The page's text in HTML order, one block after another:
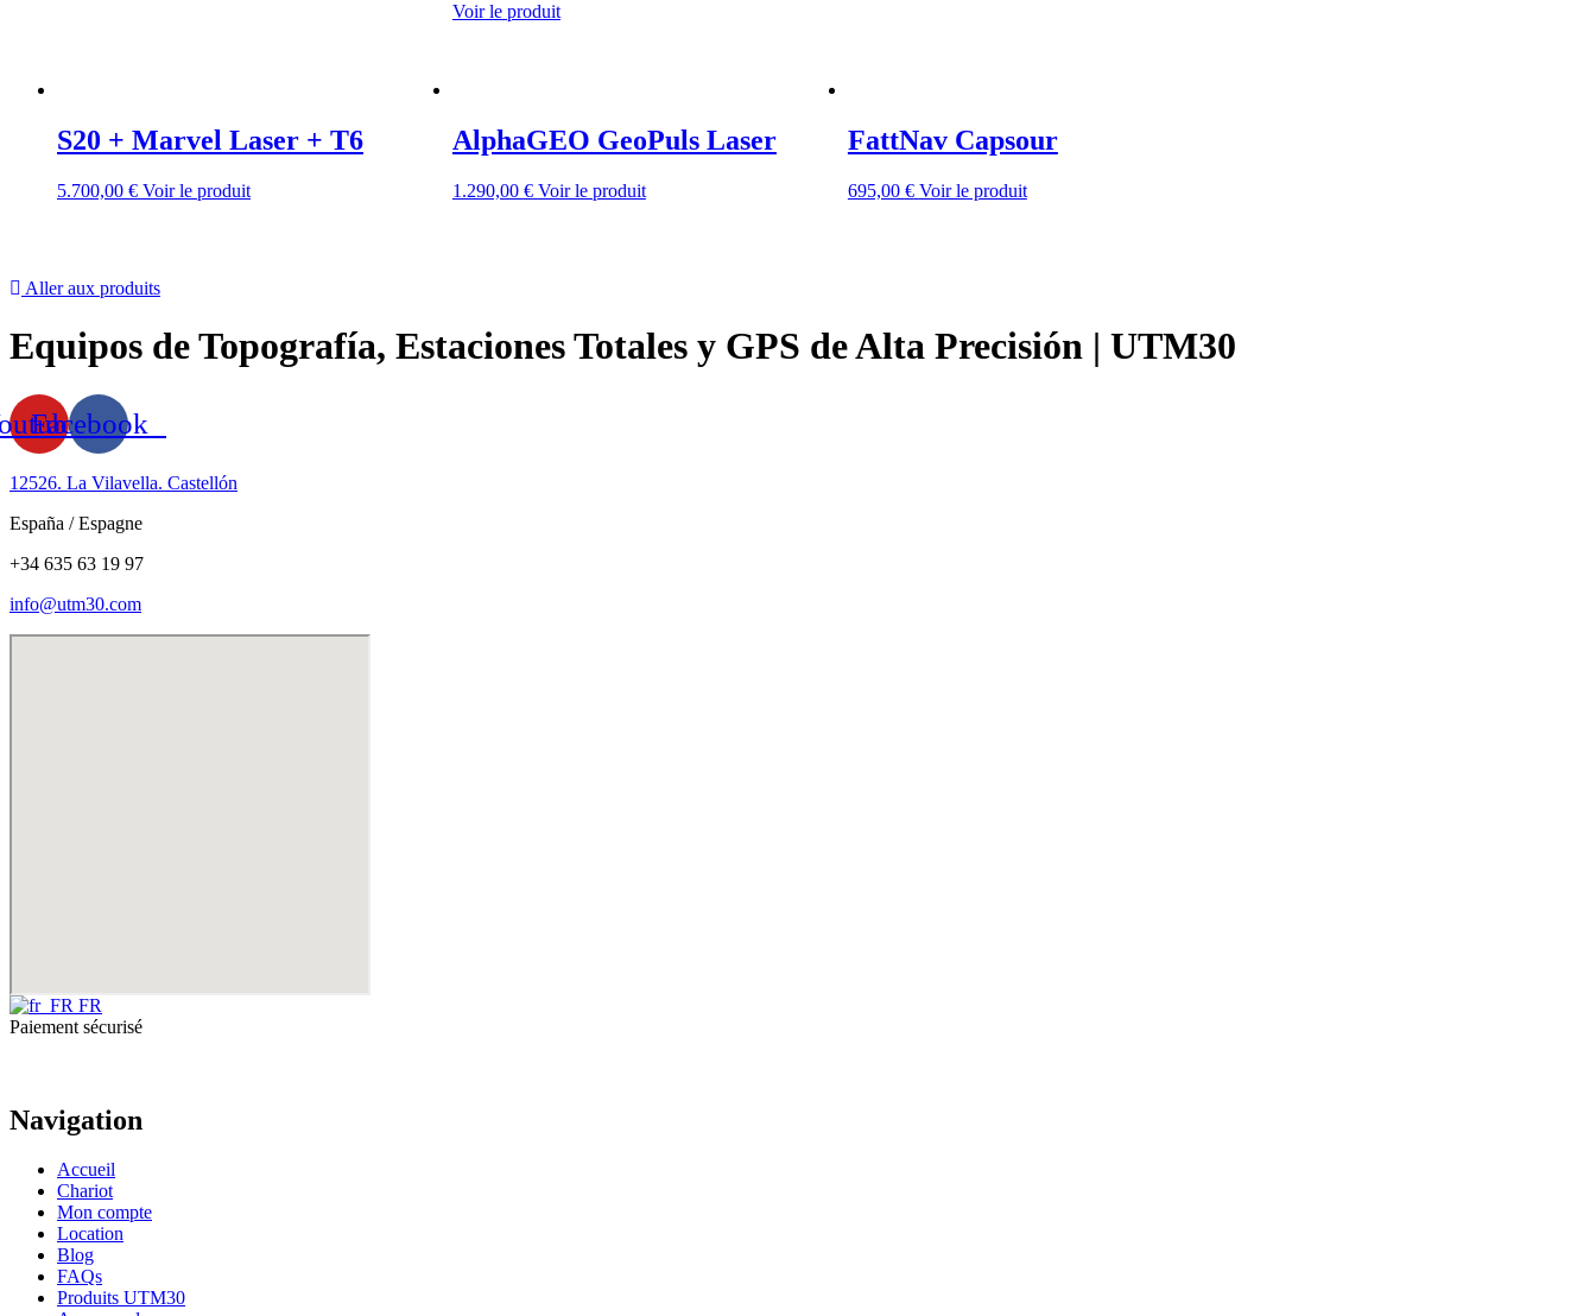
Voir le produit
S20 + Marvel Laser + T6
5.700,00 € Voir le produit
AlphaGEO GeoPuls Laser
1.290,00 € Voir le produit
FattNav Capsour
695,00 € Voir le produit
Aller aux produits
Equipos de Topografía, Estaciones Totales y GPS de Alta Precisión | UTM30
Facebook
12526. La Vilavella. Castellón
España / Espagne
+34 635 63 19 97
info@utm30.com
FR
Paiement sécurisé
Navigation
Accueil
Chariot
Mon compte
Location
Blog
FAQs
Produits UTM30